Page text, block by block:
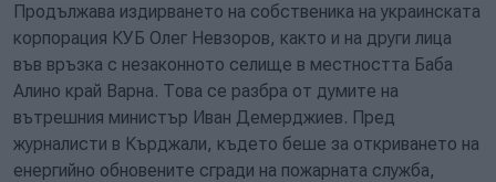
Продължава издирването на собственика на украинската
корпорация КУБ Олег Невзоров, както и на други лица
във връзка с незаконното селище в местността Баба
Алино край Варна. Това се разбра от думите на
вътрешния министър Иван Демерджиев. Пред
журналисти в Кърджали, където беше за откриването на
енергийно обновените сгради на пожарната служба,